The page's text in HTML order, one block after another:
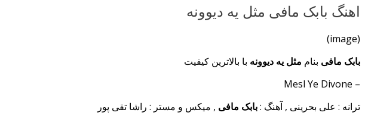
اهنگ بابک مافی مثل یه دیوونه
(image)
بابک مافی بنام مثل یه دیوونه با بالاترین کیفیت
– Mesl Ye Divone
ترانه : علی بحرینی , آهنگ :بابک مافی , میکس و مستر : راشا تقی پور